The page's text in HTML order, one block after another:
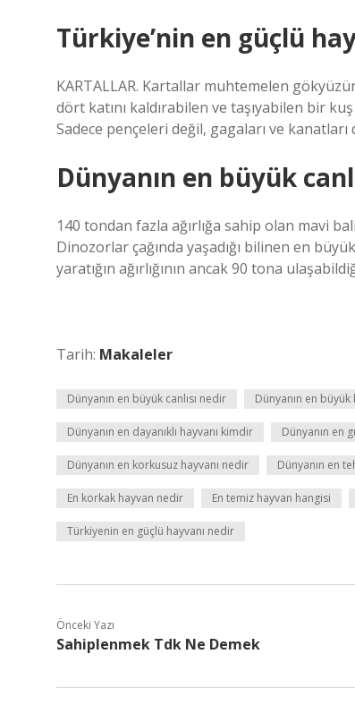
Türkiye’nin en güçlü
KARTALLAR. Kartallar muhtemelen
dört katını kaldırabilen ve taşıyabilen bir
Sadece pençeleri değil, gagaları ve
Dünyanın en büyük
140 tondan fazla ağırlığa sahip olan mavi
Dinozorlar çağında yaşadığı bilinen en
yaratığın ağırlığının ancak 90 tona
Tarih: Makaleler
Dünyanın en büyük canlısı nedir Dünyanın en
Dünyanın en dayanıklı hayvanı kimdir Dünyanın en
Dünyanın en korkusuz hayvanı nedir Dünyanın en
En korkak hayvan nedir En temiz hayvan hangisi
Türkiyenin en güçlü hayvanı nedir
Önceki Yazı
Sahiplenmek Tdk Ne Demek